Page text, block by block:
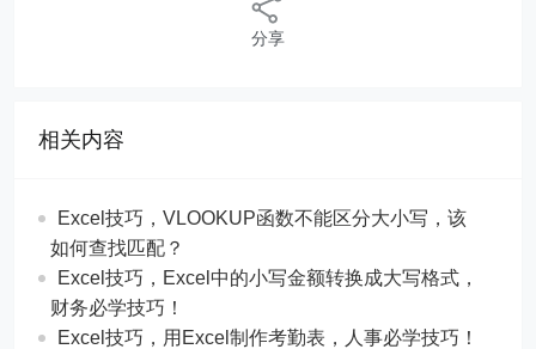
如何查找匹配？
​​Excel技巧，用Excel制作考勤表，人事必学技巧！
Excel技巧，​​Excel中用简单的REPT函数，制作星
型等级图！
Excel技巧，来自Excel的爱心动图满满祝福，请注
意查收！